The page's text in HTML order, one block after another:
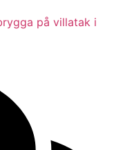
på villatak i